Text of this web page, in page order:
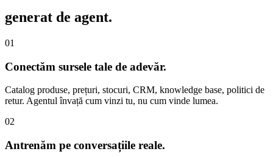
generat de agent.
01
Conectăm sursele tale de adevăr.
Catalog produse, prețuri, stocuri, CRM, knowledge base, politici de
retur. Agentul învață cum vinzi tu, nu cum vinde lumea.
02
Antrenăm pe conversațiile reale.